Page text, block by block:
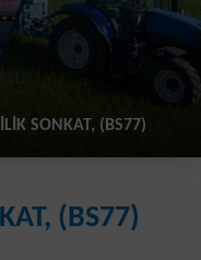
SONKAT, (BS77)
(BS77)